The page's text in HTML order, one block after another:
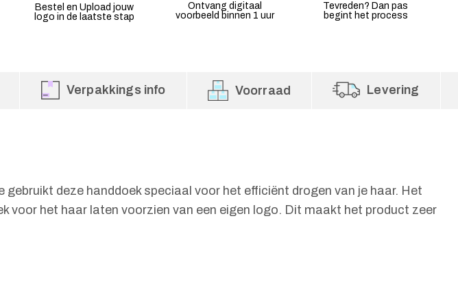
Bestel en Upload jouw
logo in de laatste stap
Ontvang digitaal
voorbeeld binnen 1 uur
Tevreden? Dan pas
begint het process
Verpakkings info Voorraad Levering
deze handdoek speciaal voor het efficiënt drogen van je haar. Het
voor het haar laten voorzien van een eigen logo. Dit maakt het product zeer